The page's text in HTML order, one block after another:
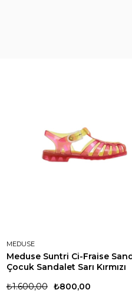
MEDUSE
Meduse Suntri Ci-Fraise
Çocuk Sandalet Sarı Kırmızı
₺800,00
₺1.600,00